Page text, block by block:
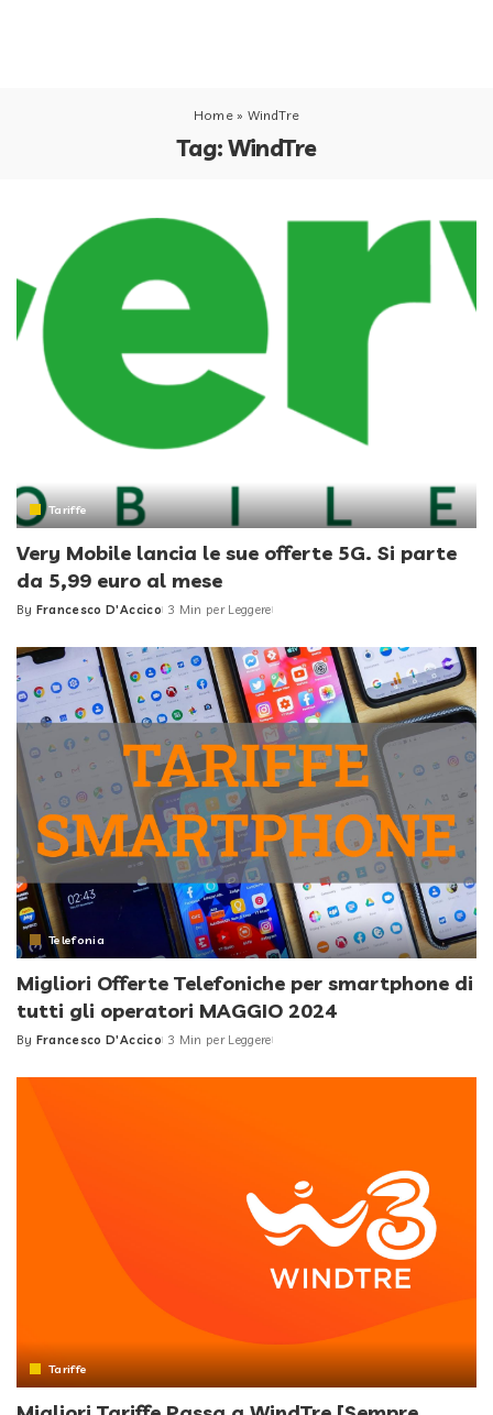
Home» WindTre
Tag:WindTre
Tariffe
Very Mobile lancia le sue offerte 5G. Si parte
da 5,99 euro al mese
Posted
By Francesco D'Accico 3 Min per Leggere
Telefonia
Migliori Offerte Telefoniche per smartphone di
tutti gli operatori MAGGIO 2024
Posted
By Francesco D'Accico 3 Min per Leggere
Tariffe